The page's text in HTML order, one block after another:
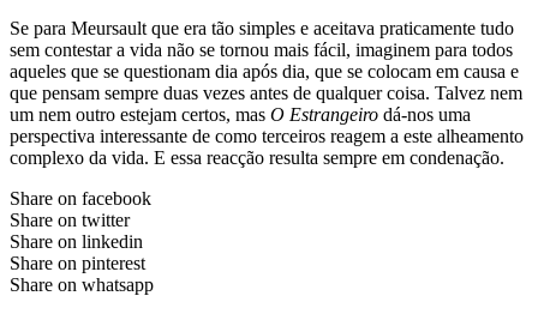
Se para Meursault que era tão simples e aceitava praticamente tudo
sem contestar a vida não se tornou mais fácil, imaginem para todos
aqueles que se questionam dia após dia, que se colocam em causa e
que pensam sempre duas vezes antes de qualquer coisa. Talvez nem
um nem outro estejam certos, mas O Estrangeiro dá-nos uma
perspectiva interessante de como terceiros reagem a este alheamento
complexo da vida. E essa reacção resulta sempre em condenação.
Share on facebook
Share on twitter
Share on linkedin
Share on pinterest
Share on whatsapp